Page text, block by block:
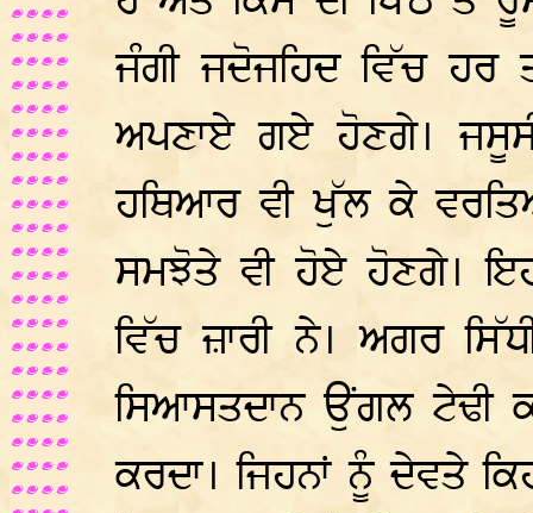
ਜੰਗੀ ਜਦੋਜਹਿਦ ਵਿੱਚ ਹਰ
ਅਪਣਾਏ ਗਏ ਹੋਣਗੇ।
ਹਥਿਆਰ ਵੀ ਖੁੱਲ ਕੇ
ਸਮਝੋਤੇ ਵੀ ਹੋਏ ਹੋਣਗੇ।
ਵਿੱਚ ਜ਼ਾਰੀ ਨੇ। ਅਗਰ
ਸਿਆਸਤਦਾਨ ਉਂਗਲ ਟੇਢੀ
ਕਰਦਾ। ਜਿਹਨਾਂ ਨੂੰ ਦੇਵਤੇ